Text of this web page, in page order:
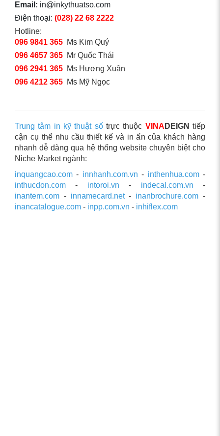
Email: in@inkythuatso.com
Điện thoại: (028) 22 68 2222
Hotline:
096 9841 365 Ms Kim Quý
096 4657 365 Mr Quốc Thái
096 2941 365 Ms Hương Xuân
096 4212 365 Ms Mỹ Ngọc
Trung tâm in kỹ thuật sốtrực thuộc VINA DEIGN tiếp
cận cụ thể nhu cầu thiết kế và in ấn của khách hàng
nhanh dễ dàng qua hệ thống website chuyên biệt cho
Niche Market ngành:
inquangcao.com - innhanh.com.vn - inthenhua.com-
inthucdon.com - intoroi.vn - indecal.com.vn -
inantem.com - innamecard.net- inanbrochure.com -
inancatalogue.com - inpp.com.vn - inhiflex.com